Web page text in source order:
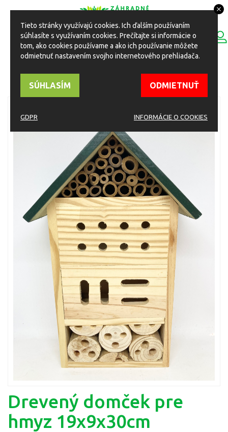
Toggle
navigation
ESHOP
Drevený domček pre
hmyz 19x9x30cm
Tieto stránky využívajú cookies. Ich ďalším používaním
súhlasíte s využívaním cookies. Prečítajte si informácie o
tom, ako cookies používame a ako ich používanie môžete
odmietnuť nastavením svojho internetového prehliadača.
SÚHLASÍM ODMIETNUŤ
GDPR INFORMÁCIE O COOKIES